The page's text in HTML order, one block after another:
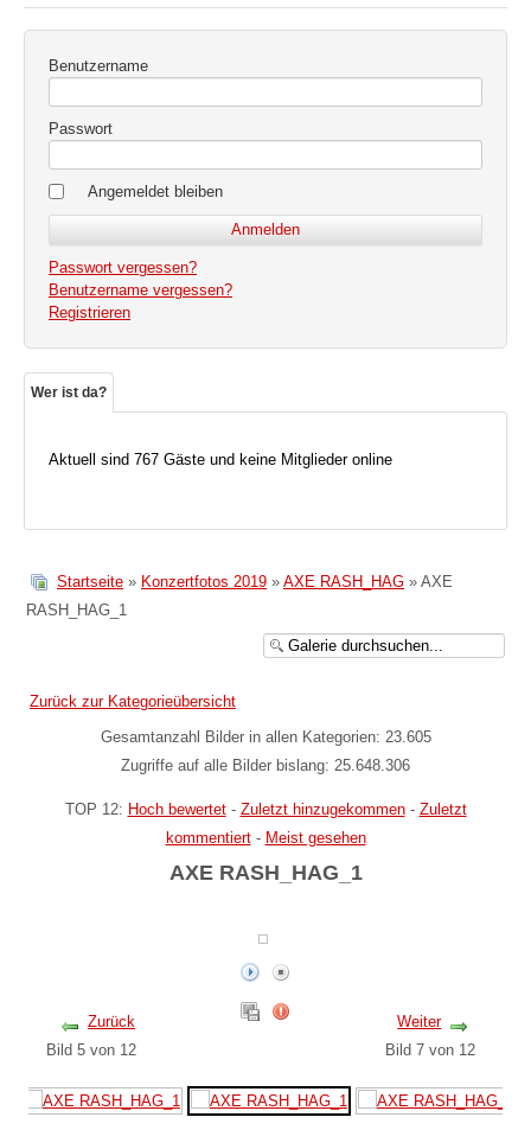
Benutzername
Passwort
Angemeldet bleiben
Passwort vergessen?
Benutzername vergessen?
Registrieren
Wer ist da?
Aktuell sind 767 Gäste und keine Mitglieder online
Startseite » Konzertfotos 2019 » AXE RASH_HAG » AXE
RASH_HAG_1
Zurück zur Kategorieübersicht
Gesamtanzahl Bilder in allen Kategorien: 23.605
Zugriffe auf alle Bilder bislang: 25.648.306
TOP 12: Hoch bewertet- Zuletzt hinzugekommen- Zuletzt
kommentiert- Meist gesehen
AXE RASH_HAG_1
Zurück
Bild 5 von 12
Weiter
Bild 7 von 12